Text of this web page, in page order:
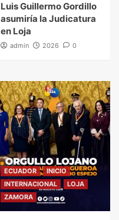
Luis Guillermo Gordillo
asumiría la Judicatura
en Loja
admin 2026 0
ECUADOR
INICIO
INTERNACIONAL
LOJA
ZAMORA